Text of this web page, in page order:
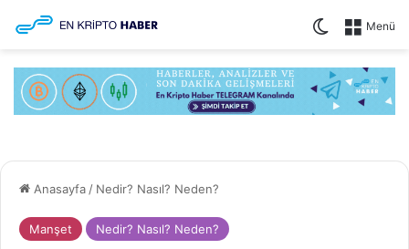
Menü
Dış
Anasayfa / Nedir? Nasıl? Neden?
Manşet Nedir? Nasıl? Neden?